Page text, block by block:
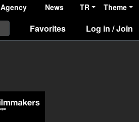
Agency News TR Theme
Favorites Log in / Join